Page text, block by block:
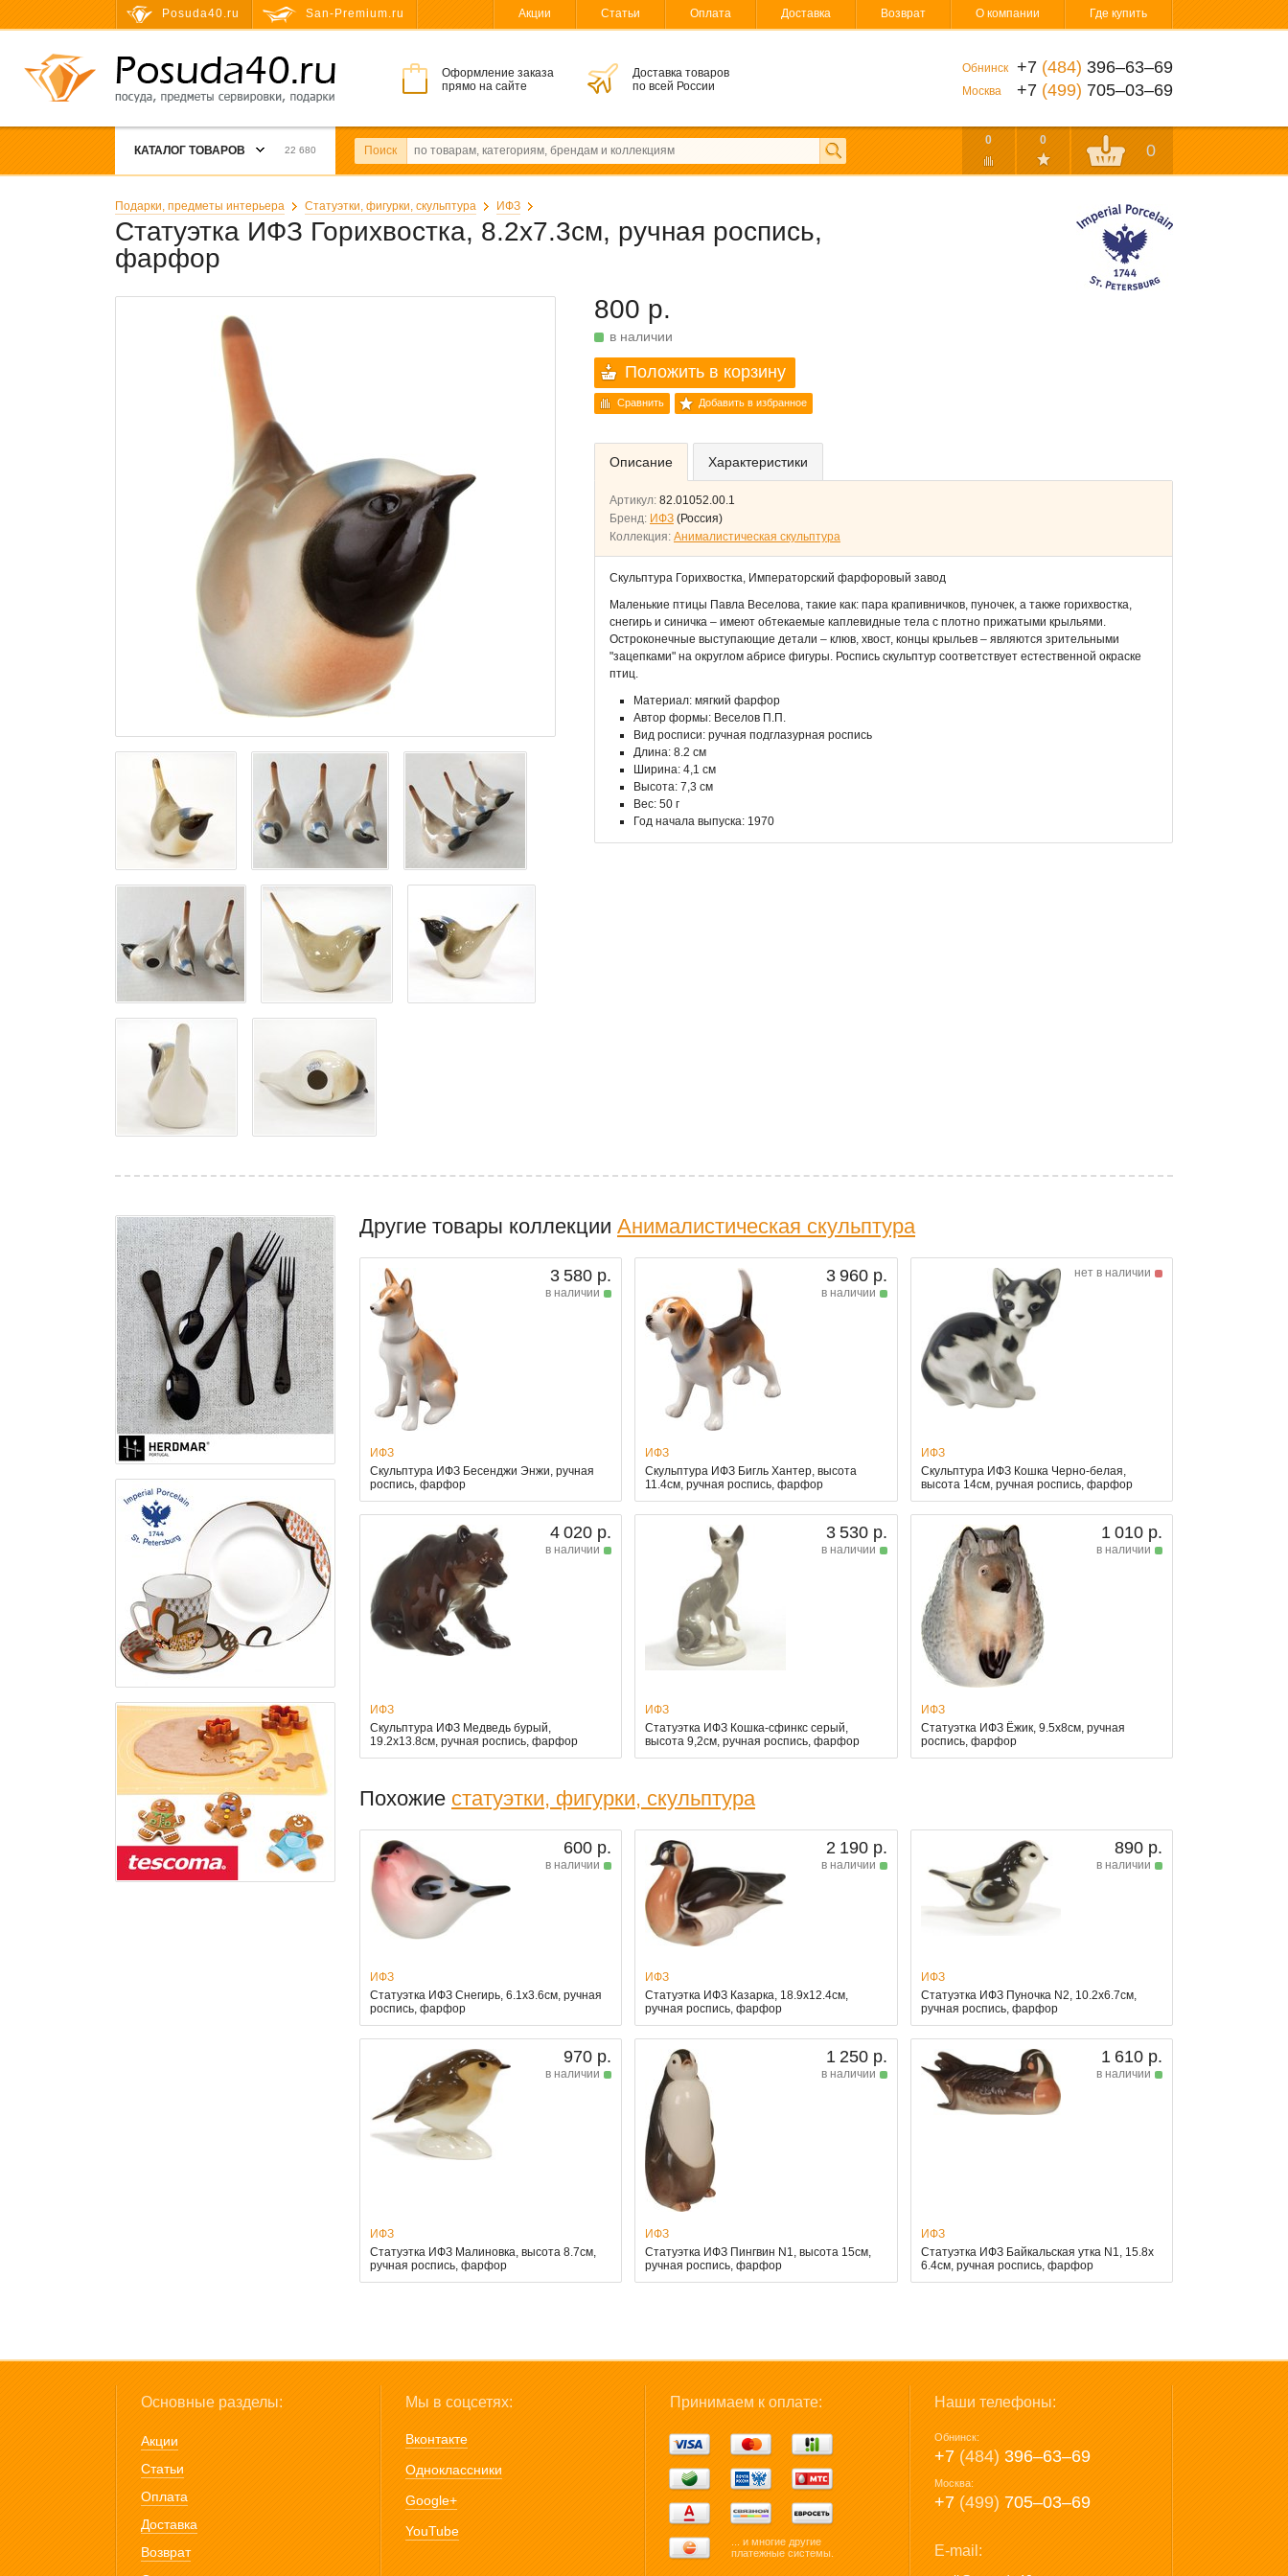
Posuda40.ru San-Premium.ru Акции Статьи Оплата Доставка Возврат О компании Где купить
Оформление заказа
прямо на сайте
Доставка товаров
по всей России
Обнинск +7 (484) 396‒63‒69
Москва +7 (499) 705‒03‒69
КАТАЛОГ ТОВАРОВ 22 680 Поиск
0 0
0
Подарки, предметы интерьера Статуэтки, фигурки, скульптура ИФЗ
Статуэтка ИФЗ Горихвостка, 8.2x7.3см, ручная роспись,
фарфор
800 р.
в наличии
Положить в корзину
Сравнить Добавить в избранное
Описание Характеристики
Артикул: 82.01052.00.1
Бренд: ИФЗ (Россия)
Коллекция: Анималистическая скульптура
Скульптура Горихвостка, Императорский фарфоровый завод
Маленькие птицы Павла Веселова, такие как: пара крапивничков, пуночек, а также горихвостка,
снегирь и синичка – имеют обтекаемые каплевидные тела с плотно прижатыми крыльями.
Остроконечные выступающие детали – клюв, хвост, концы крыльев – являются зрительными
"зацепками" на округлом абрисе фигуры. Роспись скульптур соответствует естественной окраске
птиц.
Материал: мягкий фарфор
Автор формы: Веселов П.П.
Вид росписи: ручная подглазурная роспись
Длина: 8.2 см
Ширина: 4,1 см
Высота: 7,3 см
Вес: 50 г
Год начала выпуска: 1970
Другие товары коллекции Анималистическая скульптура
3 580 р.
в наличии
ИФЗ
Скульптура ИФЗ Бесенджи Энжи, ручная
роспись, фарфор
3 960 р.
в наличии
ИФЗ
Скульптура ИФЗ Бигль Хантер, высота
11.4см, ручная роспись, фарфор
нет в наличии
ИФЗ
Скульптура ИФЗ Кошка Черно-белая,
высота 14см, ручная роспись, фарфор
4 020 р.
в наличии
ИФЗ
Скульптура ИФЗ Медведь бурый,
19.2x13.8см, ручная роспись, фарфор
3 530 р.
в наличии
ИФЗ
Статуэтка ИФЗ Кошка-сфинкс серый,
высота 9,2см, ручная роспись, фарфор
1 010 р.
в наличии
ИФЗ
Статуэтка ИФЗ Ёжик, 9.5x8см, ручная
роспись, фарфор
Похожие статуэтки, фигурки, скульптура
600 р.
в наличии
ИФЗ
Статуэтка ИФЗ Снегирь, 6.1x3.6см, ручная
роспись, фарфор
2 190 р.
в наличии
ИФЗ
Статуэтка ИФЗ Казарка, 18.9x12.4см,
ручная роспись, фарфор
890 р.
в наличии
ИФЗ
Статуэтка ИФЗ Пуночка N2, 10.2x6.7см,
ручная роспись, фарфор
970 р.
в наличии
ИФЗ
Статуэтка ИФЗ Малиновка, высота 8.7см,
ручная роспись, фарфор
1 250 р.
в наличии
ИФЗ
Статуэтка ИФЗ Пингвин N1, высота 15см,
ручная роспись, фарфор
1 610 р.
в наличии
ИФЗ
Статуэтка ИФЗ Байкальская утка N1, 15.8x
6.4см, ручная роспись, фарфор
Основные разделы:
Акции
Статьи
Оплата
Доставка
Возврат
Мы в соцсетях:
Вконтакте
Одноклассники
Google+
YouTube
Принимаем к оплате:
... и многие другие
платежные системы.
Наши телефоны:
Обнинск:
+7 (484) 396‒63‒69
Москва:
+7 (499) 705‒03‒69
E-mail: